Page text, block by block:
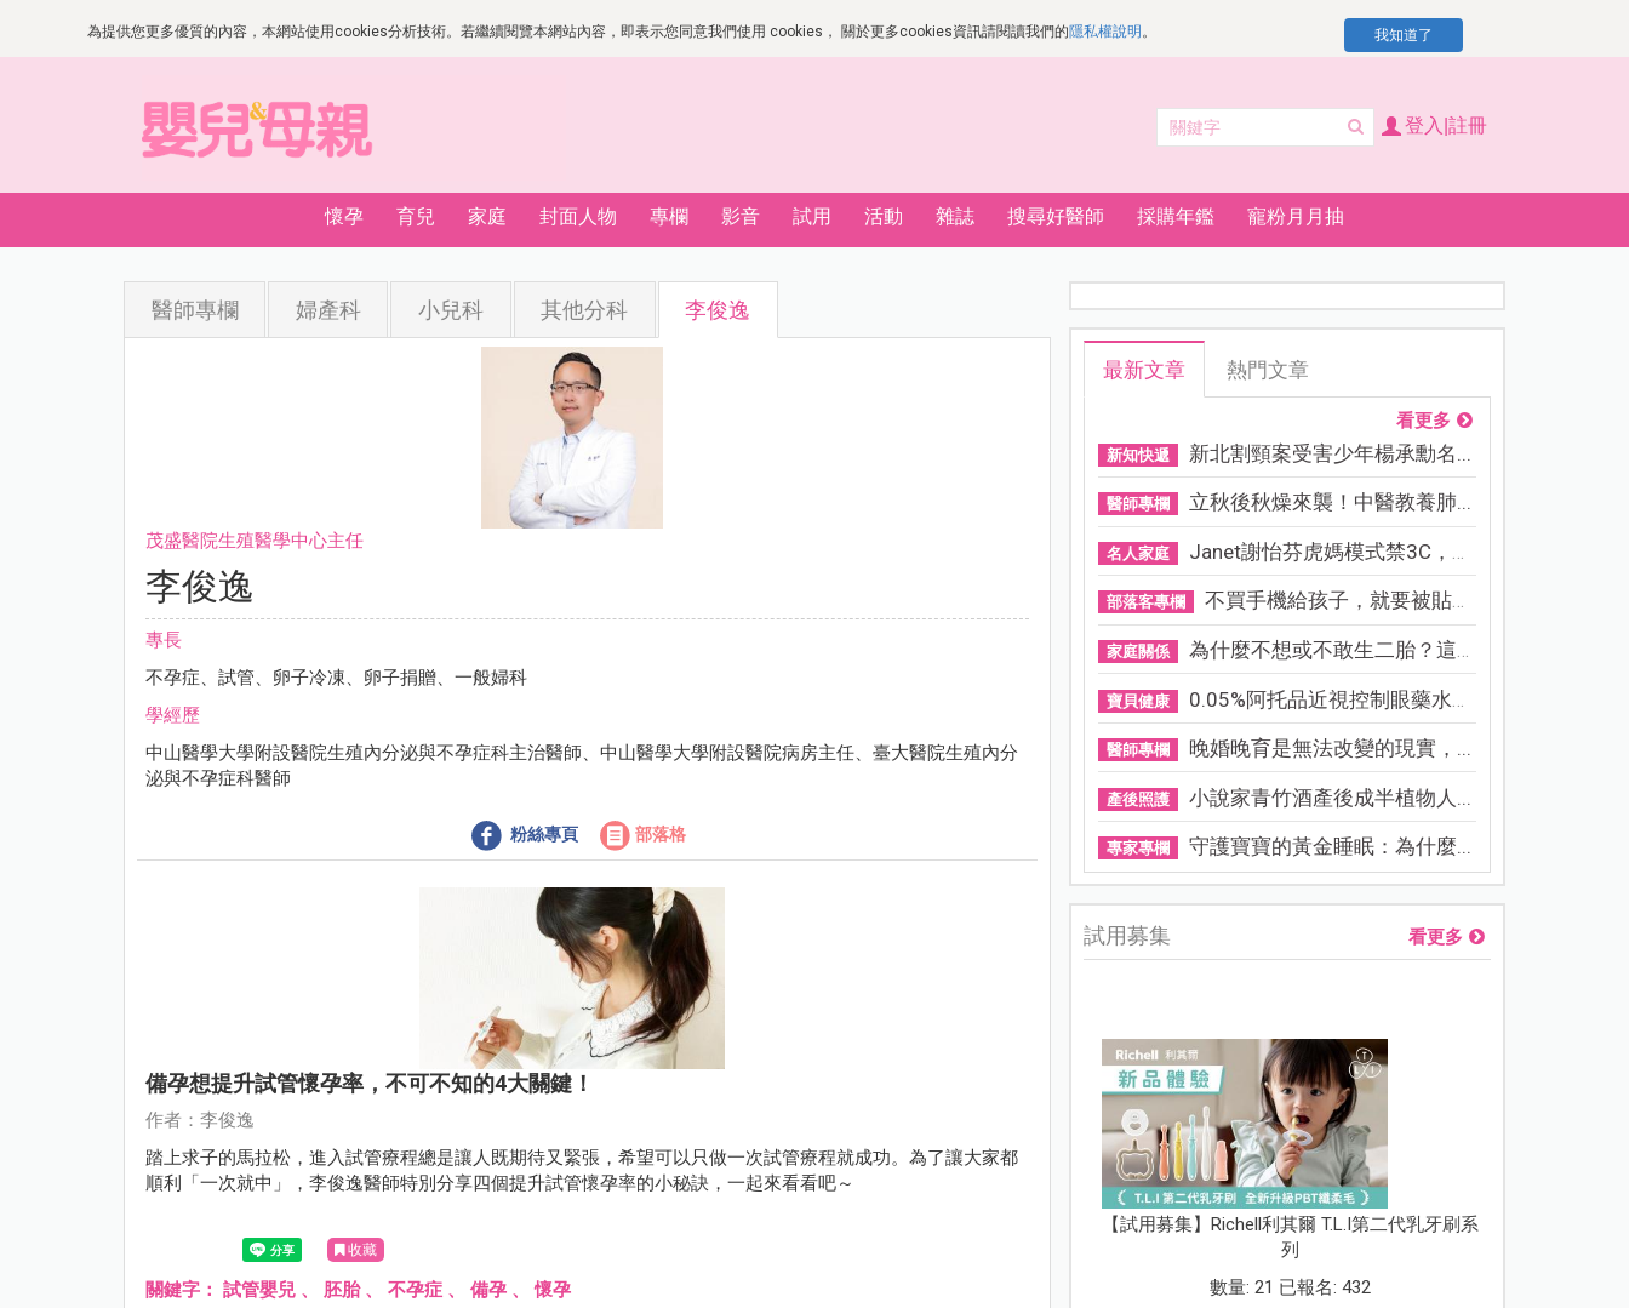
為提供您更多優質的內容，本網站使用cookies分析技術。若繼續閱覽本網站內容，即表示您同意我們使用 cookies， 關於更多cookies資訊請閱讀我們的隱私權說明 。 我知道了
登入|註冊
懷孕 育兒 家庭 封面人物 專欄 影音 試用 活動 雜誌 搜尋好醫師 採購年鑑 寵粉月月抽
醫師專欄 婦產科 小兒科 其他分科 李俊逸
茂盛醫院生殖醫學中心主任
李俊逸
專長
不孕症、試管、卵子冷凍、卵子捐贈、一般婦科
學經歷
中山醫學大學附設醫院生殖內分泌與不孕症科主治醫師、中山醫學大學附設醫院病房主任、臺大醫院生殖內分
泌與不孕症科醫師
粉絲專頁 部落格
備孕想提升試管懷孕率，不可不知的4大關鍵！
作者：李俊逸
踏上求子的馬拉松，進入試管療程總是讓人既期待又緊張，希望可以只做一次試管療程就成功。為了讓大家都
順利「一次就中」，李俊逸醫師特別分享四個提升試管懷孕率的小秘訣，一起來看看吧～
收藏
關鍵字： 試管嬰兒 、 胚胎、 不孕症 、 備孕 、懷孕
最新文章 熱門文章
看更多
新知快遞 新北割頸案受害少年楊承勳名...
醫師專欄 立秋後秋燥來襲！中醫教養肺...
名人家庭 Janet謝怡芬虎媽模式禁3C，看...
部落客專欄 不買手機給孩子，就要被貼「...
家庭關係 為什麼不想或不敢生二胎？這8...
寶貝健康 0.05%阿托品近視控制眼藥水納...
醫師專欄 晚婚晚育是無法改變的現實，...
產後照護 小說家青竹酒產後成半植物人...
專家專欄 守護寶寶的黃金睡眠：為什麼...
試用募集 看更多
【試用募集】Richell利其爾 T.L.I第二代乳牙刷系
列
數量: 21 已報名: 432